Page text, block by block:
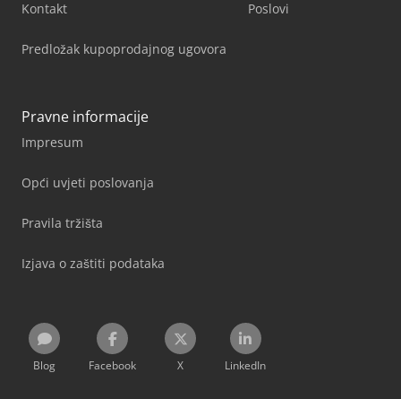
Kontakt
Predložak kupoprodajnog ugovora
Poslovi
Pravne informacije
Impresum
Opći uvjeti poslovanja
Pravila tržišta
Izjava o zaštiti podataka
Blog Facebook X LinkedIn